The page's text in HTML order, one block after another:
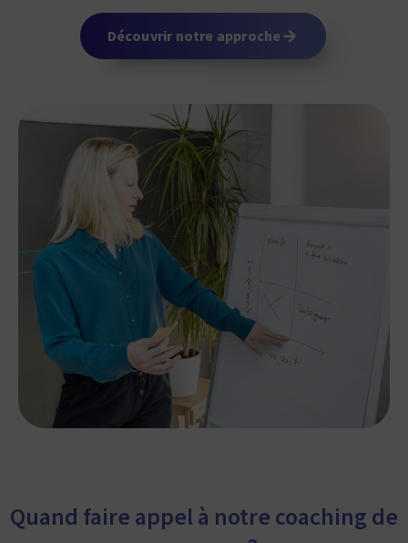
Découvrir notre approche
Quand faire appel à notre coaching de